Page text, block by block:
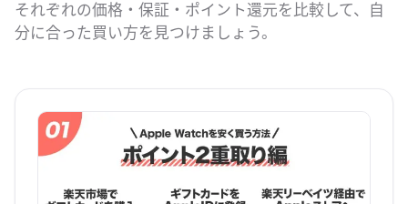
それぞれの価格・保証・ポイント還元を比較して、自
分に合った買い方を見つけましょう。